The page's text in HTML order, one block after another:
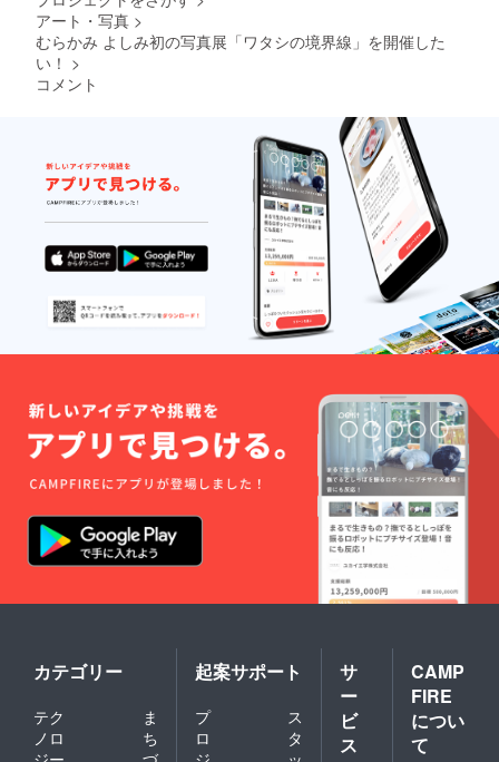
通費別
途。撮
調整さ
せてい
ただき
ます。
アート・写真 >
むらかみ よしみ初の写真展「ワタシの境界線」を開催した
い！ >
コメント
カテゴリー
テク
ノロ
ま
ち
起案サポート
プ
ロ
ス
タ
サ
ー
ビ
ス
CAMP
FIRE
につい
て